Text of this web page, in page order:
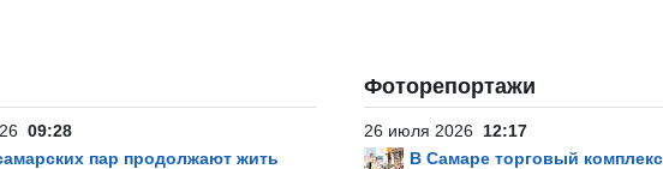
09:28
пар продолжают жить
Фоторепортажи
26 июля 2026 12:17
В Самаре торговый